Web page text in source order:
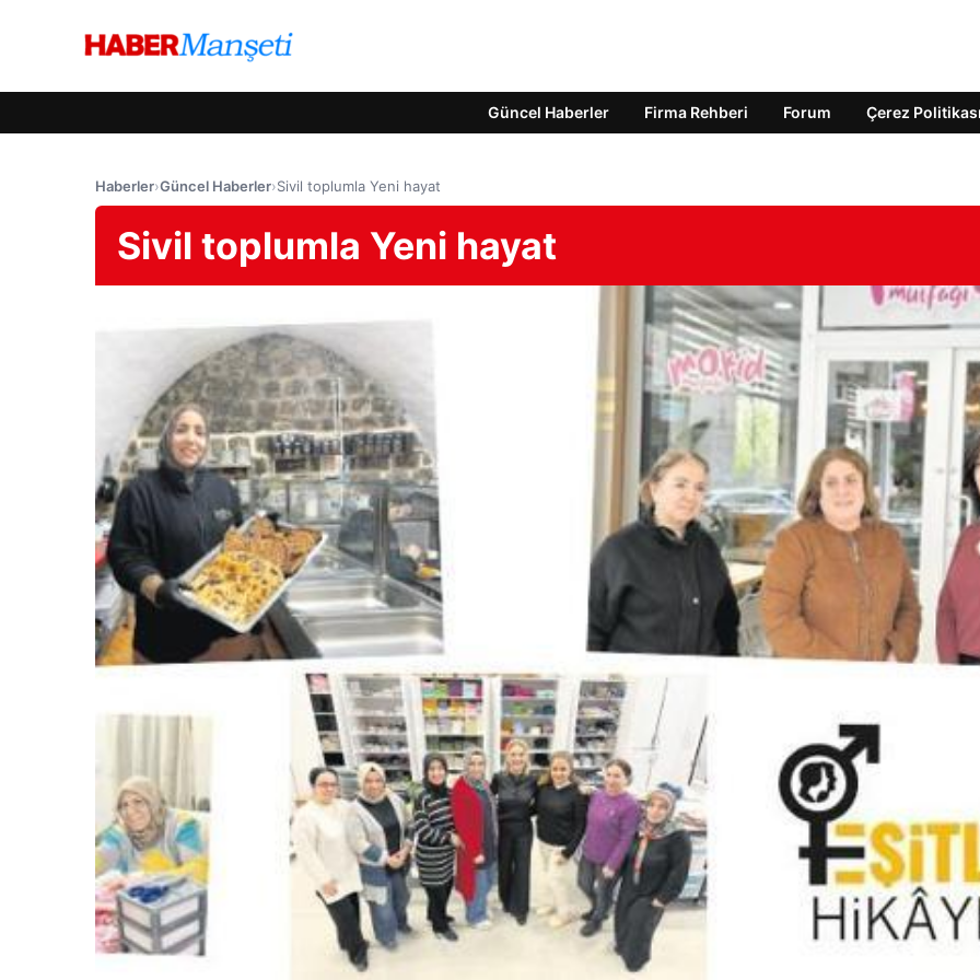
Güncel Haberler Firma Rehberi Forum Çerez Politikası
Haberler›Güncel Haberler›Sivil toplumla Yeni hayat
Sivil toplumla Yeni hayat